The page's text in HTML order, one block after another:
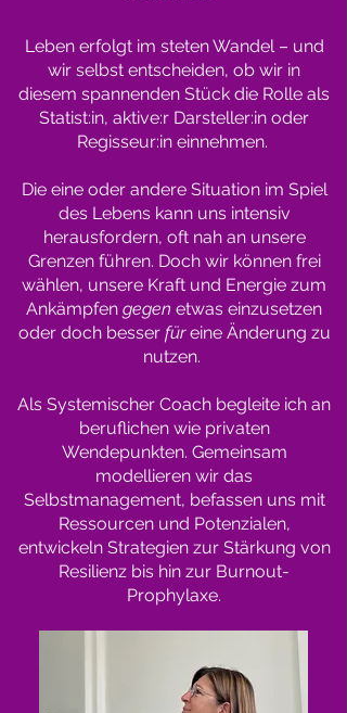
Leben erfolgt im steten Wandel – und
wir selbst entscheiden, ob wir in
diesem spannenden Stück die Rolle als
Statist:in, aktive:r Darsteller:in oder
Regisseur:in einnehmen.
Die eine oder andere Situation im Spiel
des Lebens kann uns intensiv
herausfordern, oft nah an unsere
Grenzen führen. Doch wir können frei
wählen, unsere Kraft und Energie zum
Ankämpfen gegen etwas einzusetzen
oder doch besser füreine Änderung zu
nutzen.
Als Systemischer Coach begleite ich an
beruflichen wie privaten
Wendepunkten. Gemeinsam
modellieren wir das
Selbstmanagement, befassen uns mit
Ressourcen und Potenzialen,
entwickeln Strategien zur Stärkung von
Resilienz bis hin zur Burnout-
Prophylaxe.